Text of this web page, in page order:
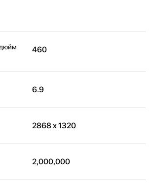
460
6.9
2868 x 1320
2,000,000